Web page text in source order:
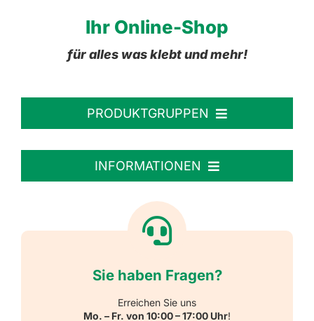
Ihr Online-Shop
für alles was klebt und mehr!
PRODUKTGRUPPEN
Personalisierte Aufkleber
Reflektierende Aufkleber
INFORMATIONEN
Sie haben Fragen?
Erreichen Sie uns
Mo. – Fr. von 10:00 – 17:00 Uhr!